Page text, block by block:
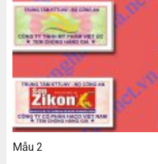
Mẫu 2